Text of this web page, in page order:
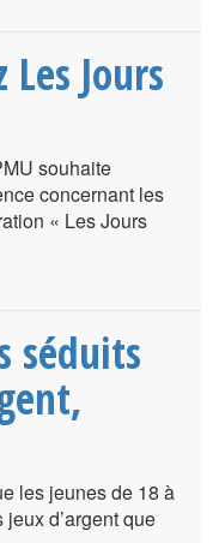
Jours
souhaite
concernant les
« Les Jours
séduits
les jeunes de 18 à
d’argent que